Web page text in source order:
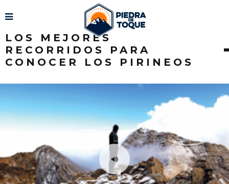
LOS MEJORES
RECORRIDOS PARA
CONOCER LOS PIRINEOS